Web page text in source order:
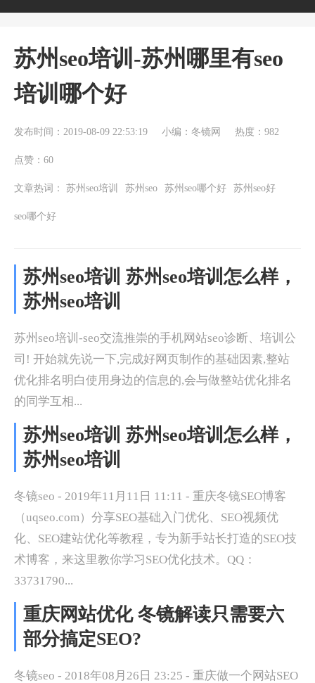
苏州seo培训-苏州哪里有seo
培训哪个好
发布时间：2019-08-09 22:53:19 小编：冬镜网 热度：982
点赞：60
文章热词： 苏州seo培训 苏州seo 苏州seo哪个好 苏州seo好
seo哪个好
苏州seo培训 苏州seo培训怎么样，
苏州seo培训
苏州seo培训-seo交流推崇的手机网站seo诊断、培训公
司! 开始就先说一下,完成好网页制作的基础因素,整站
优化排名明白使用身边的信息的,会与做整站优化排名
的同学互相...
苏州seo培训 苏州seo培训怎么样，
苏州seo培训
冬镜seo - 2019年11月11日 11:11 - 重庆冬镜SEO博客
（uqseo.com）分享SEO基础入门优化、SEO视频优
化、SEO建站优化等教程，专为新手站长打造的SEO技
术博客，来这里教你学习SEO优化技术。QQ：
33731790...
重庆网站优化 冬镜解读只需要六
部分搞定SEO?
冬镜seo - 2018年08月26日 23:25 - 重庆做一个网站SEO